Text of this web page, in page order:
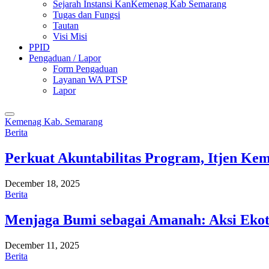
Sejarah Instansi KanKemenag Kab Semarang
Tugas dan Fungsi
Tautan
Visi Misi
PPID
Pengaduan / Lapor
Form Pengaduan
Layanan WA PTSP
Lapor
Kemenag Kab. Semarang
Berita
Perkuat Akuntabilitas Program, Itjen
December 18, 2025
Berita
Menjaga Bumi sebagai Amanah: Aksi
December 11, 2025
Berita